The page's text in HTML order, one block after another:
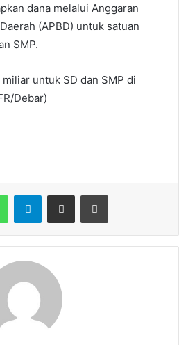
dana melalui Anggaran
(APBD) untuk satuan
SMP.
miliar untuk SD dan SMP di
Debar)
Telegram